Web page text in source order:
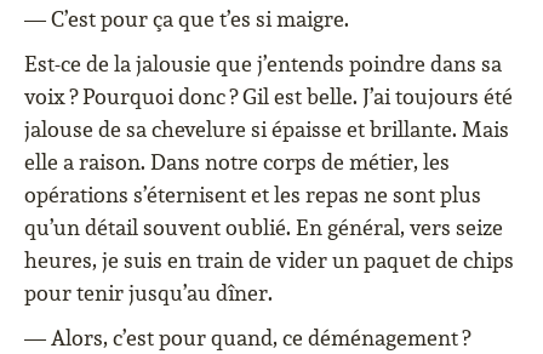
— C’est pour ça que t’es si maigre.
Est-ce de la jalousie que j’entends poindre dans sa
voix ? Pourquoi donc ? Gil est belle. J’ai toujours été
jalouse de sa chevelure si épaisse et brillante. Mais
elle a raison. Dans notre corps de métier, les
opérations s’éternisent et les repas ne sont plus
qu’un détail souvent oublié. En général, vers seize
heures, je suis en train de vider un paquet de chips
pour tenir jusqu’au dîner.
— Alors, c’est pour quand, ce déménagement ?